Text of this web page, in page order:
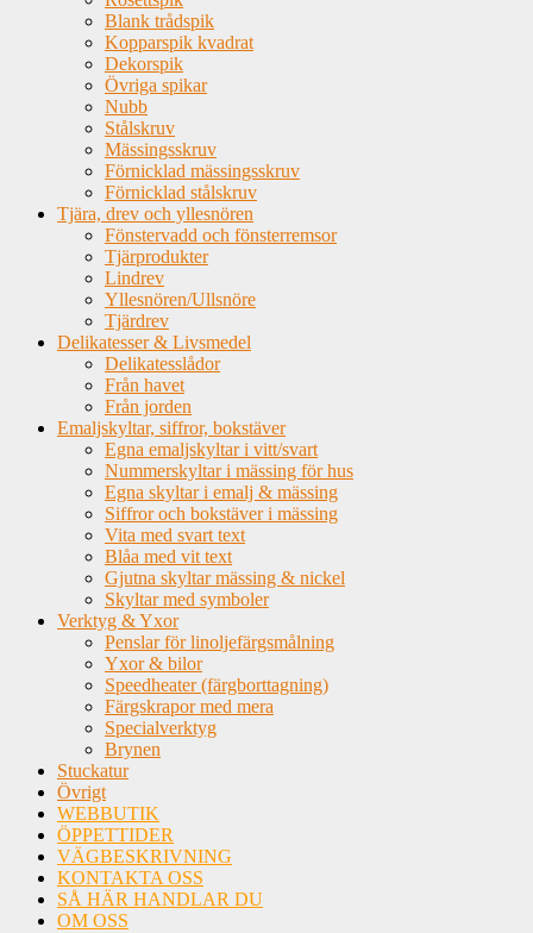
Blank trådspik
Kopparspik kvadrat
Dekorspik
Övriga spikar
Nubb
Stålskruv
Mässingsskruv
Förnicklad mässingsskruv
Förnicklad stålskruv
Tjära, drev och yllesnören
Fönstervadd och fönsterremsor
Tjärprodukter
Lindrev
Yllesnören/Ullsnöre
Tjärdrev
Delikatesser & Livsmedel
Delikatesslådor
Från havet
Från jorden
Emaljskyltar, siffror, bokstäver
Egna emaljskyltar i vitt/svart
Nummerskyltar i mässing för hus
Egna skyltar i emalj & mässing
Siffror och bokstäver i mässing
Vita med svart text
Blåa med vit text
Gjutna skyltar mässing & nickel
Skyltar med symboler
Verktyg & Yxor
Penslar för linoljefärgsmålning
Yxor & bilor
Speedheater (färgborttagning)
Färgskrapor med mera
Specialverktyg
Brynen
Stuckatur
Övrigt
WEBBUTIK
ÖPPETTIDER
VÄGBESKRIVNING
KONTAKTA OSS
SÅ HÄR HANDLAR DU
OM OSS